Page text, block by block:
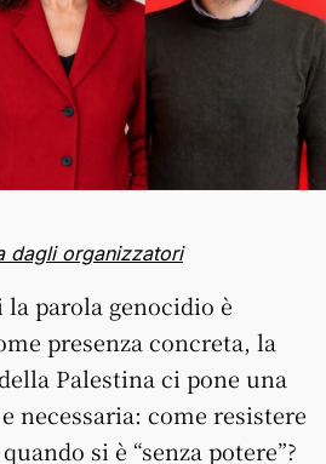
dagli organizzatori
parola genocidio è
presenza concreta, la
Palestina ci pone una
necessaria: come resistere
si è “senza potere”?